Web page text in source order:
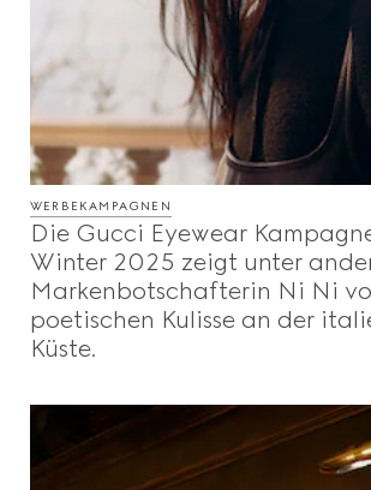
WERBEKAMPAGNEN
Die Gucci Eyewear
Winter 2025 zeigt unter
Markenbotschafterin Ni Ni
poetischen Kulisse an der
Küste.